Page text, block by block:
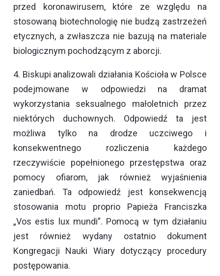
przed koronawirusem, które ze względu na
stosowaną biotechnologię nie budzą zastrzeżeń
etycznych, a zwłaszcza nie bazują na materiale
biologicznym pochodzącym z aborcji.
4. Biskupi analizowali działania Kościoła w Polsce
podejmowane w odpowiedzi na dramat
wykorzystania seksualnego małoletnich przez
niektórych duchownych. Odpowiedź ta jest
możliwa tylko na drodze uczciwego i
konsekwentnego rozliczenia każdego
rzeczywiście popełnionego przestępstwa oraz
pomocy ofiarom, jak również wyjaśnienia
zaniedbań. Ta odpowiedź jest konsekwencją
stosowania motu proprio Papieża Franciszka
„Vos estis lux mundi”. Pomocą w tym działaniu
jest również wydany ostatnio dokument
Kongregacji Nauki Wiary dotyczący procedury
postępowania.